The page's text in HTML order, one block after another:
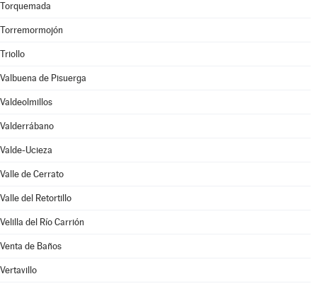
Torquemada
Torremormojón
Triollo
Valbuena de Pisuerga
Valdeolmillos
Valderrábano
Valde-Ucieza
Valle de Cerrato
Valle del Retortillo
Velilla del Río Carrión
Venta de Baños
Vertavillo